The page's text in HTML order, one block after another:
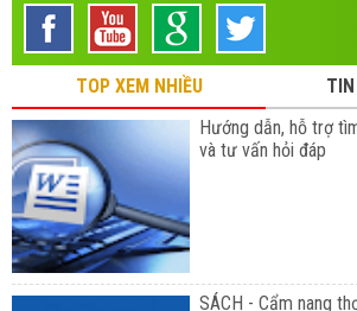
TOP XEM NHIỀU
TIN
Hướng dẫn, hỗ trợ
và tư vấn hỏi đáp
SÁCH - Cẩm nang